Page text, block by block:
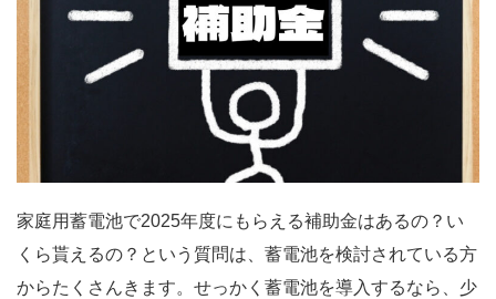
家庭用蓄電池で2025年度にもらえる補助金はあるの？い
くら貰えるの？という質問は、蓄電池を検討されている方
からたくさんきます。せっかく蓄電池を導入するなら、少